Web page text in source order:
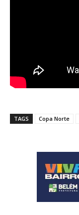
TAGS Copa Norte